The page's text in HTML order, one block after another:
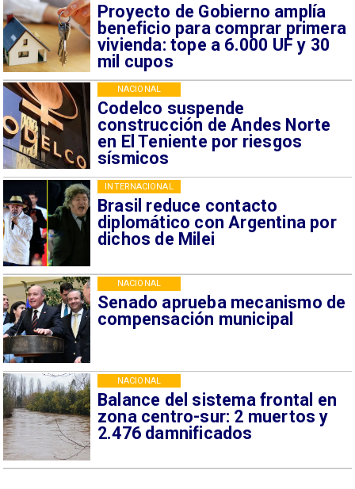
Proyecto de Gobierno amplía
beneficio para comprar primera
vivienda: tope a 6.000 UF y 30
mil cupos
Codelco suspende
construcción de Andes Norte
en El Teniente por riesgos
sísmicos
NACIONAL
Brasil reduce contacto
diplomático con Argentina por
dichos de Milei
INTERNACIONAL
Senado aprueba mecanismo de
compensación municipal
NACIONAL
Balance del sistema frontal en
zona centro-sur: 2 muertos y
2.476 damnificados
NACIONAL